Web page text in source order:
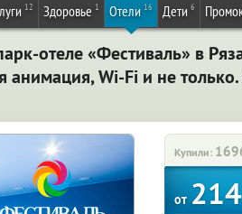
12 Здоровье 1 Отели 16 Дети 6
отеле «Фестиваль» в
анимация, Wi-Fi и не
Купили:
от